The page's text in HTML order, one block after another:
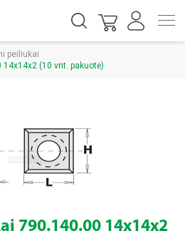
peiliukai
(10 vnt. pakuotė)
790.140.00 14x14x2